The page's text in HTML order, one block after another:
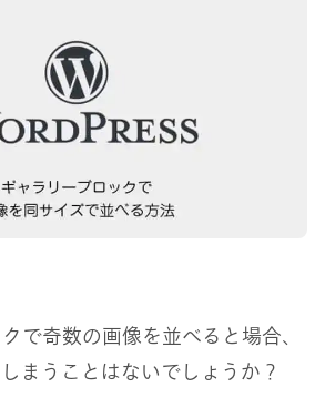
で奇数の画像を並べると場合、
まうことはないでしょうか？